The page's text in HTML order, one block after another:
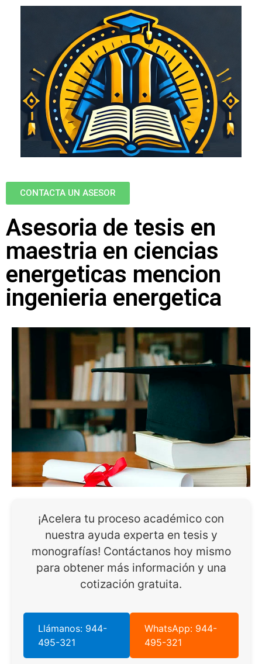
CONTACTA UN ASESOR
Asesoria de tesis en
maestria en ciencias
energeticas mencion
ingenieria energetica
¡Acelera tu proceso académico con
nuestra ayuda experta en tesis y
monografías! Contáctanos hoy mismo
para obtener más información y una
cotización gratuita.
Llámanos: 944-
495-321
WhatsApp: 944-
495-321